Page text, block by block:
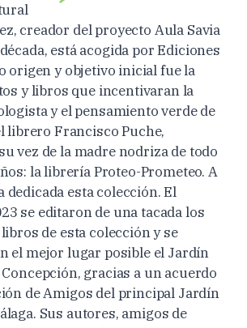
creador del proyecto Aula Savia
está acogida por Ediciones
origen y objetivo inicial fue la
y libros que incentivaran la
y el pensamiento verde de
librero Francisco Puche,
vez de la madre nodriza de todo
la librería Proteo-Prometeo. A
dedicada esta colección.El
se editaron de una tacada los
de esta coleccióny se
el mejor lugar posible el Jardín
gracias a un acuerdo
de Amigos del principal Jardín
Sus autores, amigos de